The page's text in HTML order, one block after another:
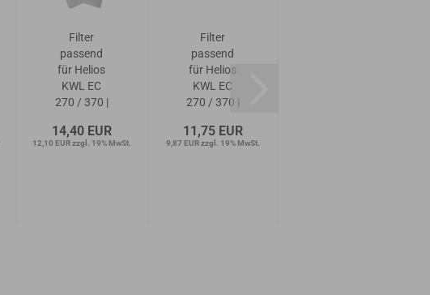
Filter
passend
für Helios
KWL EC
270 / 370 |
14,40 EUR
12,10 EUR zzgl. 19% MwSt.
Filter
passend
für Helios
KWL EC
270 / 370 |
Bypass
11,75 EUR
9,87 EUR zzgl. 19% MwSt.